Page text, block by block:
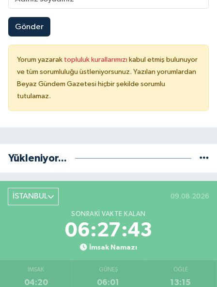
Gönder
Yorum yazarak topluluk kurallarımızı kabul etmiş bulunuyor
ve tüm sorumluluğu üstleniyorsunuz. Yazılan yorumlardan
Beyaz Gündem Gazetesi hiçbir şekilde sorumlu
tutulamaz.
Yükleniyor...
İSTANBUL 09.08.2026
SONRAKI VAKTE KALAN
06:27:43
İmsak Namazı
İMSAK
04:20
GÜNEŞ
06:01
ÖĞLE
13:15